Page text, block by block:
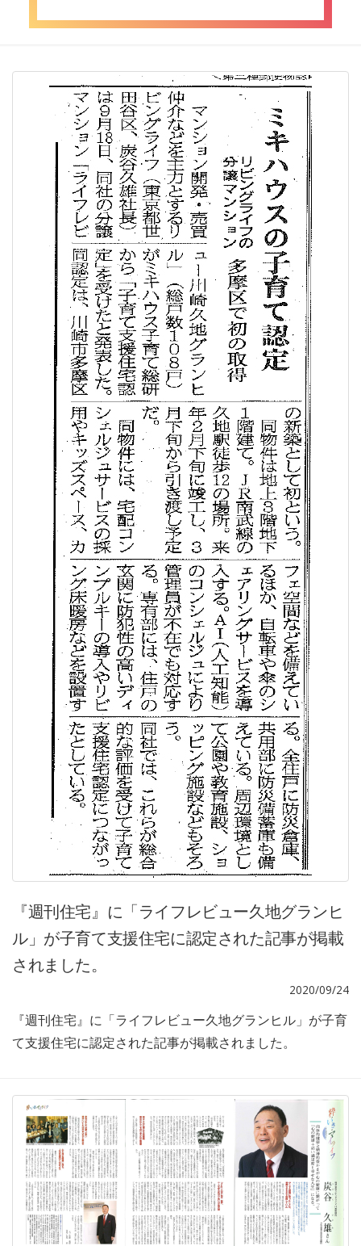
『週刊住宅』に「ライフレビュー久地グランヒ
ル」が子育て支援住宅に認定された記事が掲載
されました。
2020/09/24
『週刊住宅』に「ライフレビュー久地グランヒル」が子育
て支援住宅に認定された記事が掲載されました。